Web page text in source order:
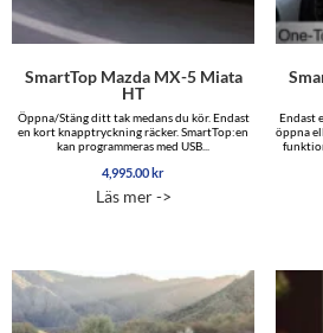
SmartTop Mazda MX-5 Miata
HT
Öppna/Stäng ditt tak medans du kör. Endast
en kort knapptryckning räcker. SmartTop:en
kan programmeras med USB...
4,995.00kr
Läs mer ->
Endast
öppna